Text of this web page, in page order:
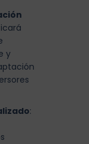
y
: